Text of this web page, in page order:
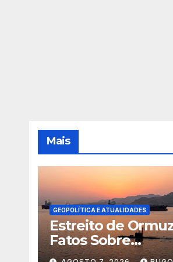
Mais
GEOPOLÍTICA E ATUALIDADES
Estreito de
Fatos Sobre
Geopolítica e